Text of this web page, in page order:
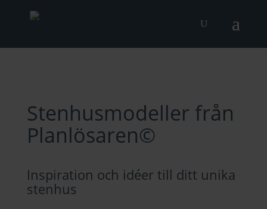
Stenhusmodeller från
Planlösaren©
Inspiration och idéer till ditt unika
stenhus